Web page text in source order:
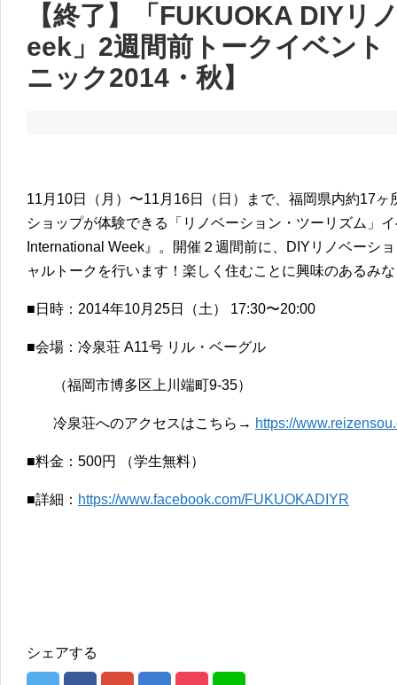
【終了】「FUKUOKA DIYリ
eek」2週間前トークイベント
ニック2014・秋】
11月10日（月）〜11月16日（日）まで、福岡県内約17
ショップが体験できる「リノベーション・ツーリズム」
International Week』。開催２週間前に、DIYリノベーシ
ャルトークを行います！楽しく住むことに興味のあるみ
■日時：2014年10月25日（土） 17:30〜20:00
■会場：冷泉荘 A11号 リル・ベーグル
（福岡市博多区上川端町9-35）
冷泉荘へのアクセスはこちら→ https://
■料金：500円 （学生無料）
■詳細： https://www.facebook.com/FUKUOKADIYR
シェアする